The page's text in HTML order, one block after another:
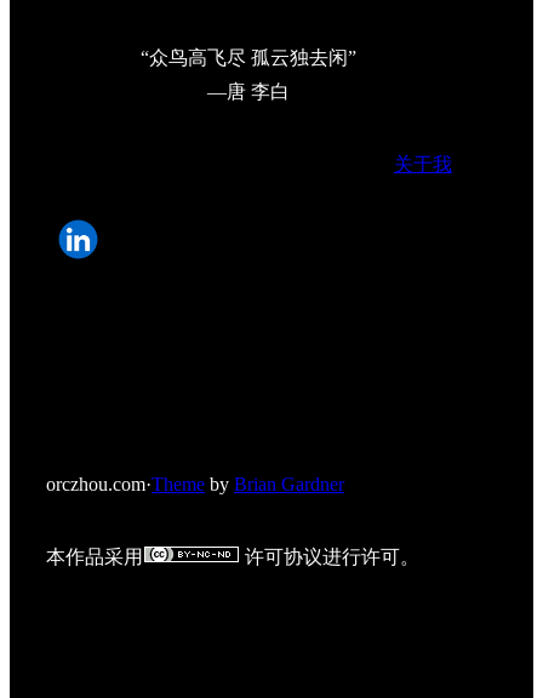
“众鸟高飞尽 孤云独去闲”
—唐 李白
关于我
orczhou.com·Theme by Brian Gardner
本作品采用 许可协议进行许可。